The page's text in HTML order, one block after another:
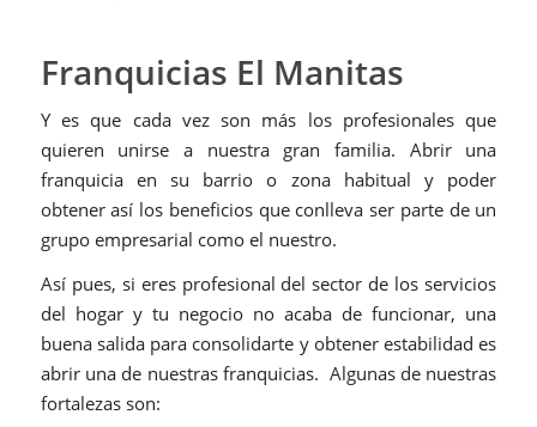
Franquicias El Manitas
Y es que cada vez son más los profesionales que
quieren unirse a nuestra gran familia. Abrir una
franquicia en su barrio o zona habitual y poder
obtener así los beneficios que conlleva ser parte de un
grupo empresarial como el nuestro.
Así pues, si eres profesional del sector de los servicios
del hogar y tu negocio no acaba de funcionar, una
buena salida para consolidarte y obtener estabilidad es
abrir una de nuestras franquicias. Algunas de nuestras
fortalezas son: